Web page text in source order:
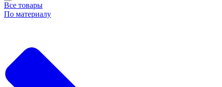
Все товары
По материалу